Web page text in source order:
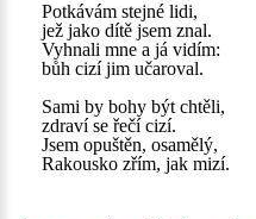
Potkávám stejné lidi,
jež jako dítě jsem znal.
Vyhnali mne a já vidím:
bůh cizí jim učaroval.
Sami by bohy být chtěli,
zdraví se řečí cizí.
Jsem opuštěn, osamělý,
Rakousko zřím, jak mizí.